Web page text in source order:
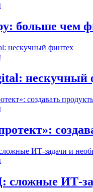
больше чем
нескучный